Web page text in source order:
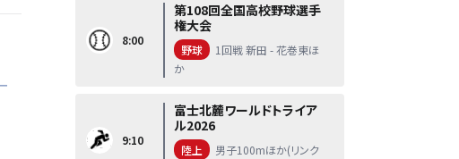
8:00
第108回全国高校野球選手
権大会
野球
1回戦 新田 - 花巻東ほ
か
9:10
富士北麓ワールドトライア
ル2026
陸上
男子100mほか(リンク